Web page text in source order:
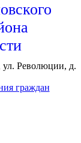
ул. Революции, д.
граждан